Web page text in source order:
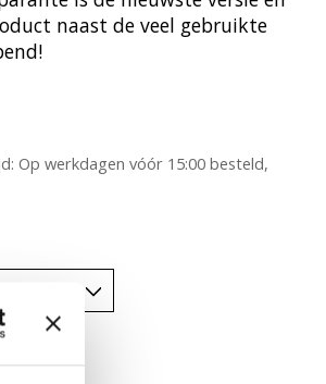
naast de veel gebruikte
is
Op werkdagen vóór 15:00 besteld,